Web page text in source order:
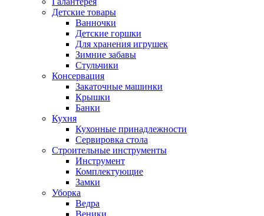
Детские товары
Ванночки
Детские горшки
Для хранения игрушек
Зимние забавы
Стульчики
Консервация
Закаточные машинки
Крышки
Банки
Кухня
Кухонные принадлежности
Сервировка стола
Строительные инструменты
Инструмент
Комплектующие
Замки
Уборка
Ведра
Веники